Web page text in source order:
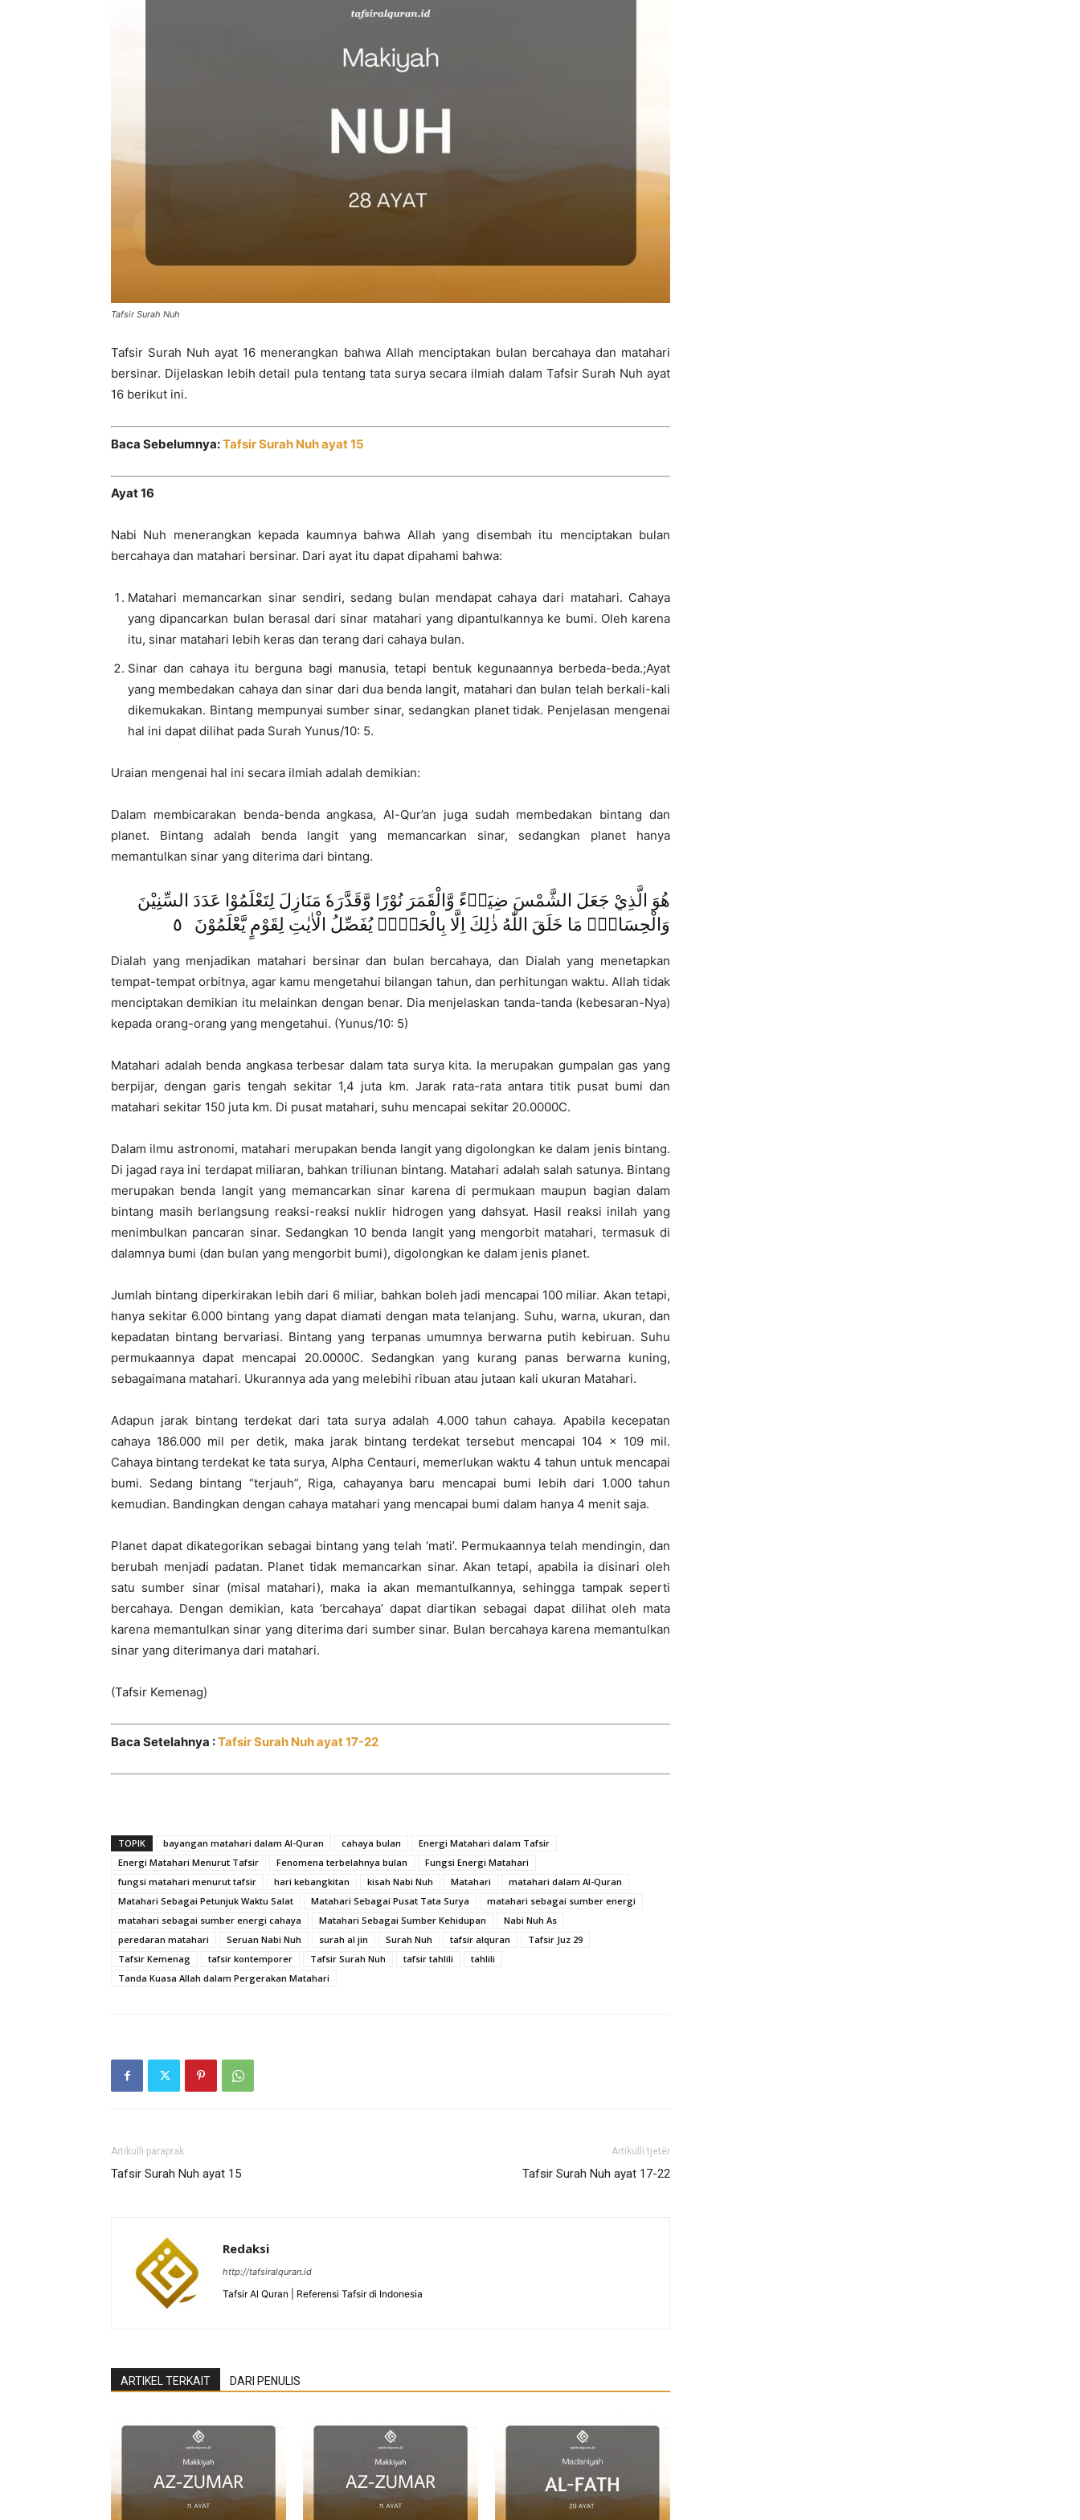
Tafsir Surah Nuh
Tafsir Surah Nuh ayat 16 menerangkan bahwa Allah menciptakan bulan bercahaya dan matahari
bersinar. Dijelaskan lebih detail pula tentang tata surya secara ilmiah dalam Tafsir Surah Nuh ayat
16 berikut ini.
Baca Sebelumnya:Tafsir Surah Nuh ayat 15
Ayat 16
Nabi Nuh menerangkan kepada kaumnya bahwa Allah yang disembah itu menciptakan bulan
bercahaya dan matahari bersinar. Dari ayat itu dapat dipahami bahwa:
Matahari memancarkan sinar sendiri, sedang bulan mendapat cahaya dari matahari. Cahaya
yang dipancarkan bulan berasal dari sinar matahari yang dipantulkannya ke bumi. Oleh karena
itu, sinar matahari lebih keras dan terang dari cahaya bulan.
Sinar dan cahaya itu berguna bagi manusia, tetapi bentuk kegunaannya berbeda-beda.;Ayat
yang membedakan cahaya dan sinar dari dua benda langit, matahari dan bulan telah berkali-kali
dikemukakan. Bintang mempunyai sumber sinar, sedangkan planet tidak. Penjelasan mengenai
hal ini dapat dilihat pada Surah Yunus/10: 5.
Uraian mengenai hal ini secara ilmiah adalah demikian:
Dalam membicarakan benda-benda angkasa, Al-Qur’an juga sudah membedakan bintang dan
planet. Bintang adalah benda langit yang memancarkan sinar, sedangkan planet hanya
memantulkan sinar yang diterima dari bintang.
هُوَ الَّذِيْ جَعَلَ الشَّمْسَ ضِيَاۤءً وَّالْقَمَرَ نُوْرًا وَّقَدَّرَهٗ مَنَازِلَ لِتَعْلَمُوْا عَدَدَ السِّنِيْنَ
وَالْحِسَابَۗ مَا خَلَقَ اللّٰهُ ذٰلِكَ اِلَّا بِالْحَقِّۗ يُفَصِّلُ الْاٰيٰتِ لِقَوْمٍ يَّعْلَمُوْنَ ٥
Dialah yang menjadikan matahari bersinar dan bulan bercahaya, dan Dialah yang menetapkan
tempat-tempat orbitnya, agar kamu mengetahui bilangan tahun, dan perhitungan waktu. Allah tidak
menciptakan demikian itu melainkan dengan benar. Dia menjelaskan tanda-tanda (kebesaran-Nya)
kepada orang-orang yang mengetahui. (Yunus/10: 5)
Matahari adalah benda angkasa terbesar dalam tata surya kita. Ia merupakan gumpalan gas yang
berpijar, dengan garis tengah sekitar 1,4 juta km. Jarak rata-rata antara titik pusat bumi dan
matahari sekitar 150 juta km. Di pusat matahari, suhu mencapai sekitar 20.0000C.
Dalam ilmu astronomi, matahari merupakan benda langit yang digolongkan ke dalam jenis bintang.
Di jagad raya ini terdapat miliaran, bahkan triliunan bintang. Matahari adalah salah satunya. Bintang
merupakan benda langit yang memancarkan sinar karena di permukaan maupun bagian dalam
bintang masih berlangsung reaksi-reaksi nuklir hidrogen yang dahsyat. Hasil reaksi inilah yang
menimbulkan pancaran sinar. Sedangkan 10 benda langit yang mengorbit matahari, termasuk di
dalamnya bumi (dan bulan yang mengorbit bumi), digolongkan ke dalam jenis planet.
Jumlah bintang diperkirakan lebih dari 6 miliar, bahkan boleh jadi mencapai 100 miliar. Akan tetapi,
hanya sekitar 6.000 bintang yang dapat diamati dengan mata telanjang. Suhu, warna, ukuran, dan
kepadatan bintang bervariasi. Bintang yang terpanas umumnya berwarna putih kebiruan. Suhu
permukaannya dapat mencapai 20.0000C. Sedangkan yang kurang panas berwarna kuning,
sebagaimana matahari. Ukurannya ada yang melebihi ribuan atau jutaan kali ukuran Matahari.
Adapun jarak bintang terdekat dari tata surya adalah 4.000 tahun cahaya. Apabila kecepatan
cahaya 186.000 mil per detik, maka jarak bintang terdekat tersebut mencapai 104 x 109 mil.
Cahaya bintang terdekat ke tata surya, Alpha Centauri, memerlukan waktu 4 tahun untuk mencapai
bumi. Sedang bintang “terjauh”, Riga, cahayanya baru mencapai bumi lebih dari 1.000 tahun
kemudian. Bandingkan dengan cahaya matahari yang mencapai bumi dalam hanya 4 menit saja.
Planet dapat dikategorikan sebagai bintang yang telah ‘mati’. Permukaannya telah mendingin, dan
berubah menjadi padatan. Planet tidak memancarkan sinar. Akan tetapi, apabila ia disinari oleh
satu sumber sinar (misal matahari), maka ia akan memantulkannya, sehingga tampak seperti
bercahaya. Dengan demikian, kata ‘bercahaya’ dapat diartikan sebagai dapat dilihat oleh mata
karena memantulkan sinar yang diterima dari sumber sinar. Bulan bercahaya karena memantulkan
sinar yang diterimanya dari matahari.
(Tafsir Kemenag)
Baca Setelahnya :Tafsir Surah Nuh ayat 17-22
TOPIK bayangan matahari dalam Al-Quran cahaya bulan
Energi Matahari dalam Tafsir
Energi Matahari Menurut Tafsir
Fenomena terbelahnya bulan
Fungsi Energi Matahari
fungsi matahari menurut tafsir
hari kebangkitan kisah Nabi Nuh Matahari
matahari dalam Al-Quran
Matahari Sebagai Petunjuk Waktu Salat
Matahari Sebagai Pusat Tata Surya
matahari sebagai sumber energi
matahari sebagai sumber energi cahaya
Matahari Sebagai Sumber Kehidupan
Nabi Nuh As
peredaran matahari
Seruan Nabi Nuh surah al jin Surah Nuh tafsir alquran
Tafsir Juz 29
Tafsir Kemenag
tafsir kontemporer Tafsir Surah Nuh tafsir tahlili
tahlili
Tanda Kuasa Allah dalam Pergerakan Matahari
Artikulli paraprak
Tafsir Surah Nuh ayat 15
Artikulli tjetër
Tafsir Surah Nuh ayat 17-22
Redaksi
http://tafsiralquran.id
Tafsir Al Quran | Referensi Tafsir di Indonesia
ARTIKEL TERKAIT DARI PENULIS